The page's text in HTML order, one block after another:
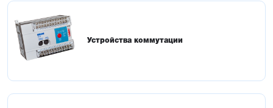
Устройства коммутации